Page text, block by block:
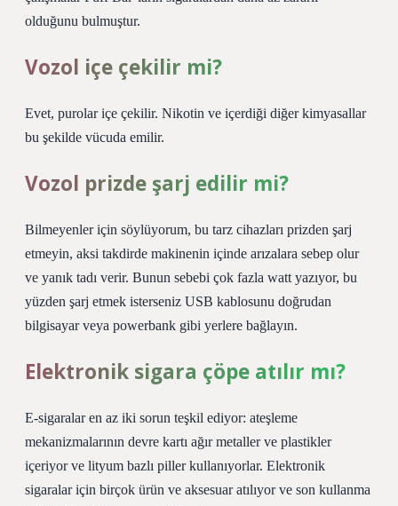
olduğunu bulmuştur.
Vozol içe çekilir mi?
Evet, purolar içe çekilir. Nikotin ve içerdiği diğer kimyasallar
bu şekilde vücuda emilir.
Vozol prizde şarj edilir mi?
Bilmeyenler için söylüyorum, bu tarz cihazları prizden şarj
etmeyin, aksi takdirde makinenin içinde arızalara sebep olur
ve yanık tadı verir. Bunun sebebi çok fazla watt yazıyor, bu
yüzden şarj etmek isterseniz USB kablosunu doğrudan
bilgisayar veya powerbank gibi yerlere bağlayın.
Elektronik sigara çöpe atılır mı?
E-sigaralar en az iki sorun teşkil ediyor: ateşleme
mekanizmalarının devre kartı ağır metaller ve plastikler
içeriyor ve lityum bazlı piller kullanıyorlar. Elektronik
sigaralar için birçok ürün ve aksesuar atılıyor ve son kullanma